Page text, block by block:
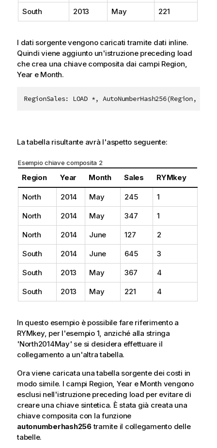
South 2013 May 221
I dati sorgente vengono caricati tramite dati inline.
Quindi viene aggiunto un'istruzione preceding load
che crea una chiave composita dai campi Region
Year e Month.
La tabella risultante avrà l'aspetto seguente:
Esempio chiave composita 2
Region Year Month Sales RYMkey
North 2014 May 245 1
North 2014 May 347 1
North 2014 June 127 2
South 2014 June 645 3
South 2013 May 367 4
South 2013 May 221 4
In questo esempio è possibile fare riferimento a
RYMkey, per l'esempio 1, anziché alla stringa
'North2014May' se si desidera effettuare il
collegamento a un'altra tabella.
Ora viene caricata una tabella sorgente dei costi in
modo simile. I campi Region Yeare Month vengono
esclusi nell'istruzione preceding load per evitare di
creare una chiave sintetica. È stata già creata una
chiave composita con la funzione
autonumberhash256tramite il collegamento delle
tabelle.